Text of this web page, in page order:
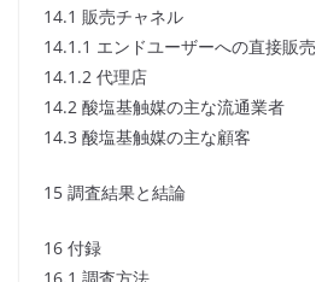
14.1 販売チャネル
14.1.1 エンドユーザーへの直接販売
14.1.2 代理店
14.2 酸塩基触媒の主な流通業者
14.3 酸塩基触媒の主な顧客
15 調査結果と結論
16 付録